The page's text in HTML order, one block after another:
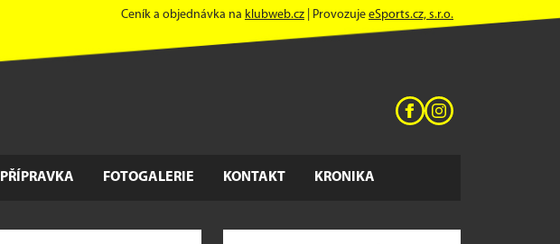
Ceník a objednávka na klubweb.cz | Provozuje eSports.cz, s.r.o.
PŘÍPRAVKA FOTOGALERIE KONTAKT KRONIKA